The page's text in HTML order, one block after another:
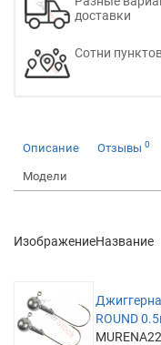
доставки
Сотни
Описание Отзывы 0
Модели
ИзображениеНазвание
ROUND